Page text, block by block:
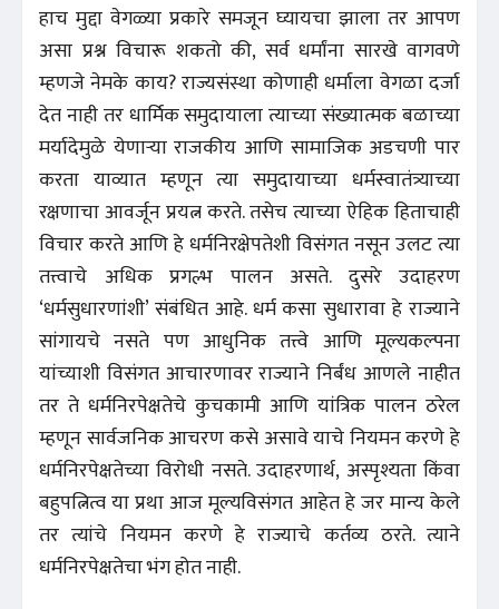
हाच मुद्दा वेगळ्या प्रकारे समजून घ्यायचा झाला तर आपण
असा प्रश्न विचारू शकतो की, सर्व धर्मांना सारखे वागवणे
म्हणजे नेमके काय? राज्यसंस्था कोणाही धर्माला वेगळा दर्जा
देत नाही तर धार्मिक समुदायाला त्याच्या संख्यात्मक बळाच्या
मर्यादेमुळे येणार्‍या राजकीय आणि सामाजिक अडचणी पार
करता याव्यात म्हणून त्या समुदायाच्या धर्मस्वातंत्र्याच्या
रक्षणाचा आवर्जून प्रयत्न करते. तसेच त्याच्या ऐहिक हिताचाही
विचार करते आणि हे धर्मनिरक्षेपतेशी विसंगत नसून उलट त्या
तत्त्वाचे अधिक प्रगल्भ पालन असते. दुसरे उदाहरण
‘धर्मसुधारणांशी’ संबंधित आहे. धर्म कसा सुधारावा हे राज्याने
सांगायचे नसते पण आधुनिक तत्त्वे आणि मूल्यकल्पना
यांच्याशी विसंगत आचारणावर राज्याने निर्बंध आणले नाहीत
तर ते धर्मनिरपेक्षतेचे कुचकामी आणि यांत्रिक पालन ठरेल
म्हणून सार्वजनिक आचरण कसे असावे याचे नियमन करणे हे
धर्मनिरपेक्षतेच्या विरोधी नसते. उदाहरणार्थ, अस्पृश्यता किंवा
बहुपत्नित्व या प्रथा आज मूल्यविसंगत आहेत हे जर मान्य केले
तर त्यांचे नियमन करणे हे राज्याचे कर्तव्य ठरते. त्याने
धर्मनिरपेक्षतेचा भंग होत नाही.